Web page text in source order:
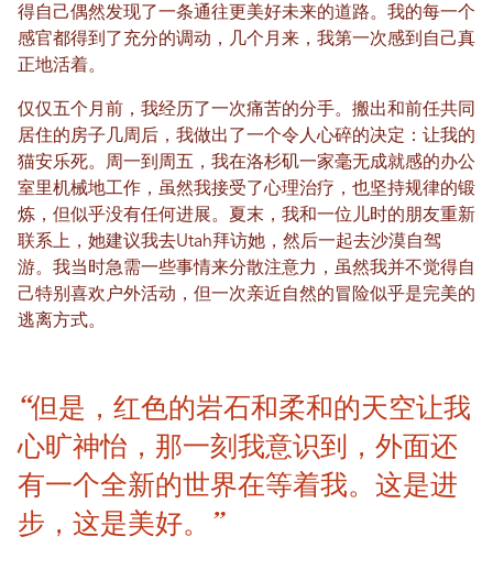
得自己偶然发现了一条通往更美好未来的道路。我的每一个
感官都得到了充分的调动，几个月来，我第一次感到自己真
正地活着。
仅仅五个月前，我经历了一次痛苦的分手。搬出和前任共同
居住的房子几周后，我做出了一个令人心碎的决定：让我的
猫安乐死。周一到周五，我在洛杉矶一家毫无成就感的办公
室里机械地工作，虽然我接受了心理治疗，也坚持规律的锻
炼，但似乎没有任何进展。夏末，我和一位儿时的朋友重新
联系上，她建议我去Utah拜访她，然后一起去沙漠自驾
游。我当时急需一些事情来分散注意力，虽然我并不觉得自
己特别喜欢户外活动，但一次亲近自然的冒险似乎是完美的
逃离方式。
“但是，红色的岩石和柔和的天空让我
心旷神怡，那一刻我意识到，外面还
有一个全新的世界在等着我。这是进
步，这是美好。”